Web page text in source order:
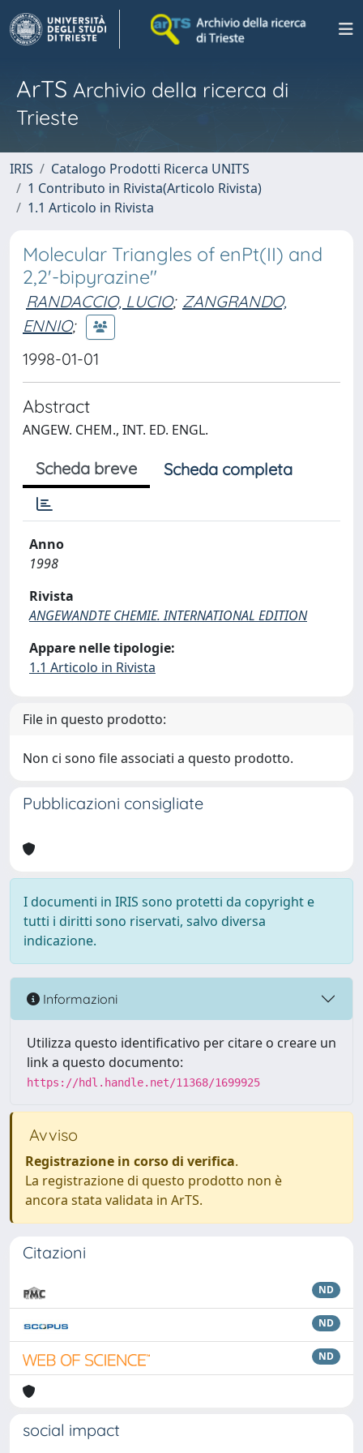
ArTS Archivio della ricerca di
Trieste
IRIS
Catalogo Prodotti Ricerca UNITS
1 Contributo in Rivista(Articolo Rivista)
1.1 Articolo in Rivista
Molecular Triangles of enPt(II) and
2,2'-bipyrazine"
RANDACCIO, LUCIO; ZANGRANDO,
ENNIO;
1998-01-01
Abstract
ANGEW. CHEM., INT. ED. ENGL.
Scheda breve Scheda completa
Anno
1998
Rivista
ANGEWANDTE CHEMIE. INTERNATIONAL EDITION
Appare nelle tipologie:
1.1 Articolo in Rivista
File in questo prodotto:
Non ci sono file associati a questo prodotto.
Pubblicazioni consigliate
I documenti in IRIS sono protetti da copyright e
tutti i diritti sono riservati, salvo diversa
indicazione.
Informazioni
Utilizza questo identificativo per citare o creare un
link a questo documento:
https://hdl.handle.net/11368/1699925
Avviso
Registrazione in corso di verifica.
La registrazione di questo prodotto non è
ancora stata validata in ArTS.
Citazioni
ND
ND
ND
social impact